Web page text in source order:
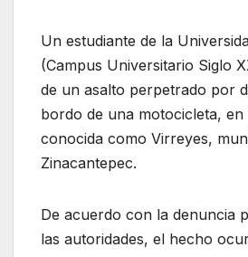
Un estudiante de la
(Campus Universitario Siglo
de un asalto perpetrado por
bordo de una motocicleta, en
conocida como Virreyes,
Zinacantepec.
De acuerdo con la denuncia
las autoridades, el hecho